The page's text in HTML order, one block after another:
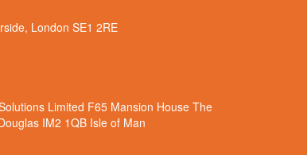
London SE1 2RE
Limited F65 Mansion House The
IM2 1QB Isle of Man